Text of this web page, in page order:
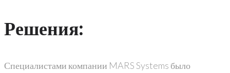
Решения:
Специалистами компании MARS Systems было